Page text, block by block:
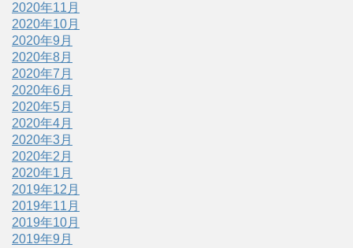
2020年11月
2020年10月
2020年9月
2020年8月
2020年7月
2020年6月
2020年5月
2020年4月
2020年3月
2020年2月
2020年1月
2019年12月
2019年11月
2019年10月
2019年9月